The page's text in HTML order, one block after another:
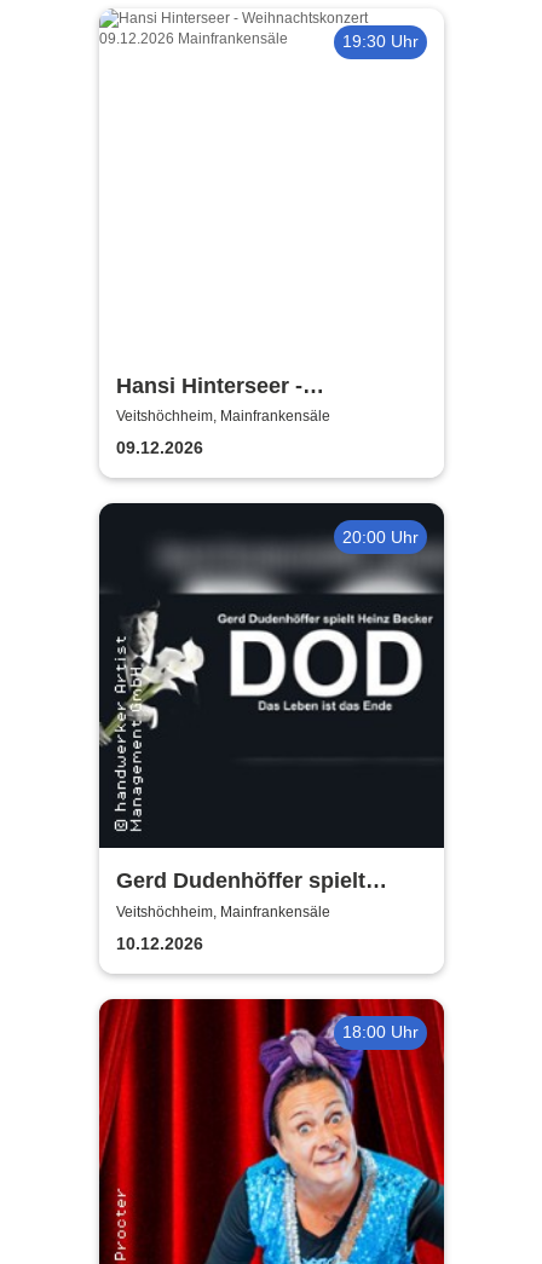
19:30 Uhr
Hansi Hinterseer -
Weihnachtskonzert
Veitshöchheim, Mainfrankensäle
09.12.2026
20:00 Uhr
Gerd Dudenhöffer spielt
Heinz Becker
Veitshöchheim, Mainfrankensäle
10.12.2026
18:00 Uhr